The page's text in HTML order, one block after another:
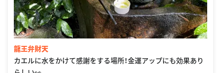
龍王弁財天
カエルに水をかけて感謝をする場所！金運アップにも効果あり